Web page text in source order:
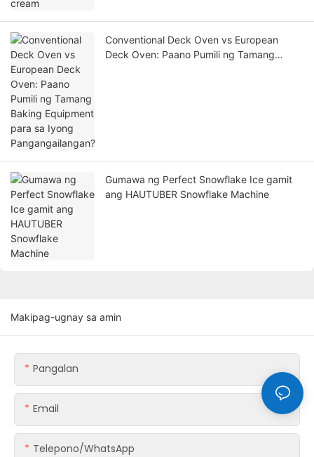
Conventional Deck Oven vs European
Deck Oven: Paano Pumili ng Tamang
Gumawa ng Perfect Snowflake Ice gamit
ang HAUTUBER Snowflake Machine
Makipag-ugnay sa amin
Pangalan
Email
Telepono/whatsApp